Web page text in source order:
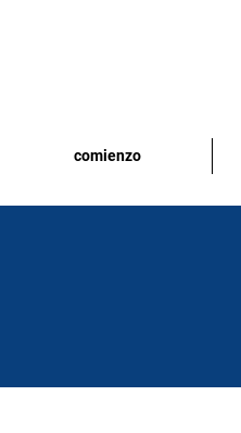
comienzo